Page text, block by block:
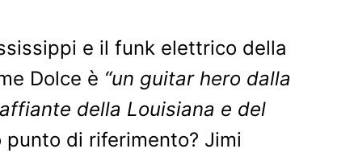
e il funk elettrico della
Dolce è “un guitar hero dalla
della Louisiana e del
punto di riferimento? Jimi